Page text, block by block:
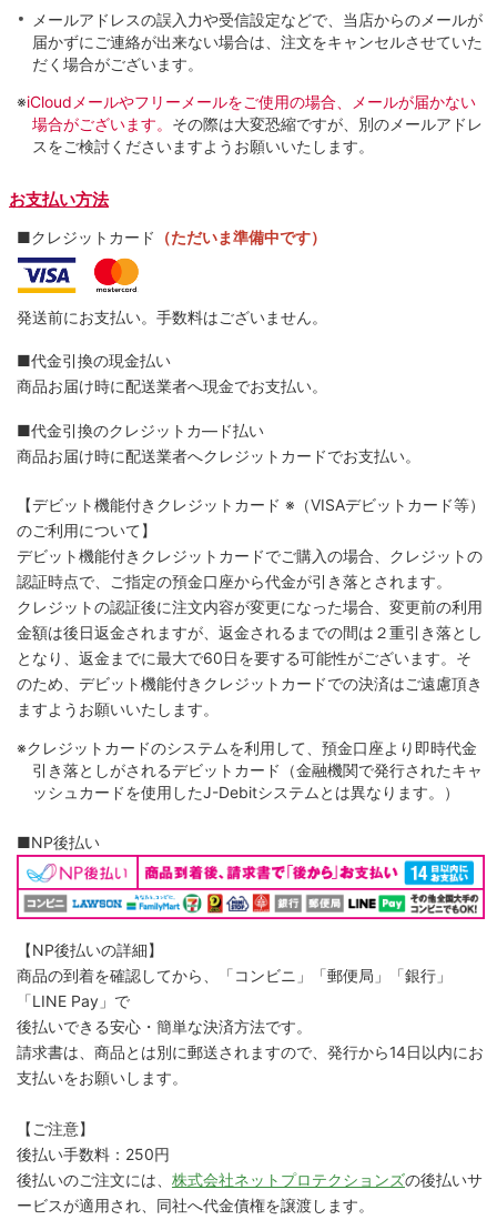
メールアドレスの誤入力や受信設定などで、当店からのメールが
届かずにご連絡が出来ない場合は、注文をキャンセルさせていた
だく場合がございます。
※iCloudメールやフリーメールをご使用の場合、メールが届かない
場合がございます。 その際は大変恐縮ですが、別のメールアドレ
スをご検討くださいますようお願いいたします。
お支払い方法
■クレジットカード （ただいま準備中です）
発送前にお支払い。手数料はございません。
■代金引換の現金払い
商品お届け時に配送業者へ現金でお支払い。
■代金引換のクレジットカ―ド払い
商品お届け時に配送業者へクレジットカードでお支払い。
【デビット機能付きクレジットカード ※（VISAデビットカード等）
のご利用について】
デビット機能付きクレジットカードでご購入の場合、クレジットの
認証時点で、ご指定の預金口座から代金が引き落とされます。
クレジットの認証後に注文内容が変更になった場合、変更前の利用
金額は後日返金されますが、返金されるまでの間は２重引き落とし
となり、返金までに最大で60日を要する可能性がございます。そ
のため、デビット機能付きクレジットカードでの決済はご遠慮頂き
ますようお願いいたします。
※クレジットカードのシステムを利用して、預金口座より即時代金
引き落としがされるデビットカード（金融機関で発行されたキャ
ッシュカードを使用したJ-Debitシステムとは異なります。）
■NP後払い
【NP後払いの詳細】
商品の到着を確認してから、「コンビニ」「郵便局」「銀行」
「LINE Pay」で
後払いできる安心・簡単な決済方法です。
請求書は、商品とは別に郵送されますので、発行から14日以内にお
支払いをお願いします。
【ご注意】
後払い手数料：250円
後払いのご注文には、 株式会社ネットプロテクションズの後払いサ
ービスが適用され、同社へ代金債権を譲渡します。